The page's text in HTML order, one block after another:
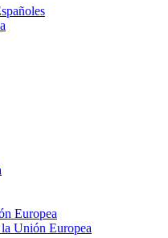
Europea
la Unión Europea